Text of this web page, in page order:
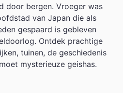
door bergen. Vroeger was
van Japan die als
gespaard is gebleven
Ontdek prachtige
tuinen, de geschiedenis
mysterieuze geishas.